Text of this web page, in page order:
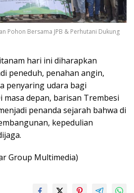
Pohon Bersama JPB & Perhutani Dukung
hari ini diharapkan
peneduh, penahan angin,
penyaring udara bagi
masa depan, barisan Trembesi
penanda sejarah bahwa di
kepedulian
Group Multimedia)